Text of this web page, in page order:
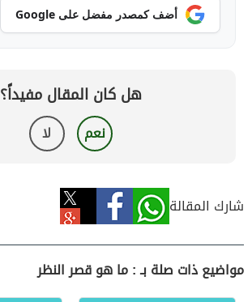
أضف كمصدر مفضل على Google
هل كان المقال مفيداً؟
نعم لا
شارك المقالة
مواضيع ذات صلة بـ : ما هو قصر النظر